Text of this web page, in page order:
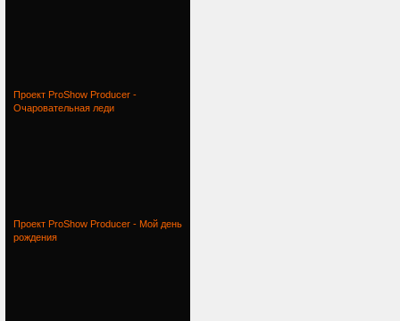
Проект ProShow Producer -
Очаровательная леди
Проект ProShow Producer - Мой день
рождения